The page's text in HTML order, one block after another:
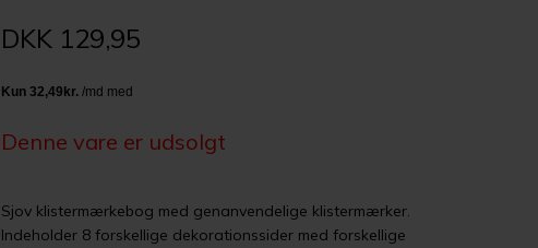
DKK 129,95
Denne vare er udsolgt
Sjov klistermærkebog med genanvendelige klistermærker.
Indeholder 8 forskellige dekorationssider med forskellige